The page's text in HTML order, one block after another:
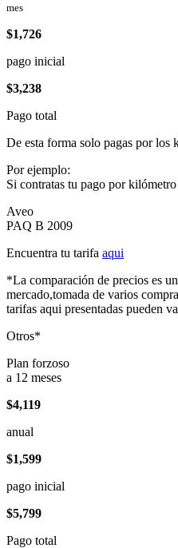
mes
$1,726
pago inicial
$3,238
Pago total
De esta forma solo pagas por los
Por ejemplo:
Si contratas tu pago por
Aveo
PAQ B 2009
Encuentra tu tarifa aqui
*La comparación de precios es
mercado,tomada de varios
tarifas aqui presentadas pueden
Otros*
Plan forzoso
a 12 meses
$4,119
anual
$1,599
pago inicial
$5,799
Pago total